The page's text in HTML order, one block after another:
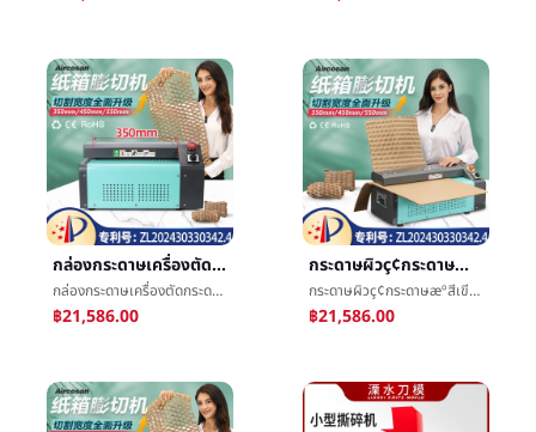
กล่องกระดาษเครื่องตัดกระดาษแข็งตาข่ายการกรอกเครื่องทำลายเอกสารลูกฟูกกล่องกระดาษบวมเครื่องตัดCardboardshredder
กล่องกระดาษเครื่องตัดกระดาษแข็งตาข่ายการกรอกเครื่องทำลายเอกสารลูกฟูกกล่องกระดาษบวมเครื่องตัดCardboardshredder
฿21,586.00
กระดาษผิวç¢กระดาษæºสีเขียวบรรจุภัณฑ์กระดาษæ¿ตาข่ายStripจัดส่งด่วนบรรจุภัณฑ์บัฟเฟอร์การกรอกลูกฟูกกระดาษç®±บวมเครื่องตัด
กระดาษผิวç¢กระดาษæºสีเขียวบรรจุภัณฑ์กระดาษæ¿ตาข่ายStripจัดส่งด่วนบรรจุภัณฑ์บัฟเฟอร์การกรอกลูกฟูกกระดาษç®±บวมเครื่องตัด
฿21,586.00